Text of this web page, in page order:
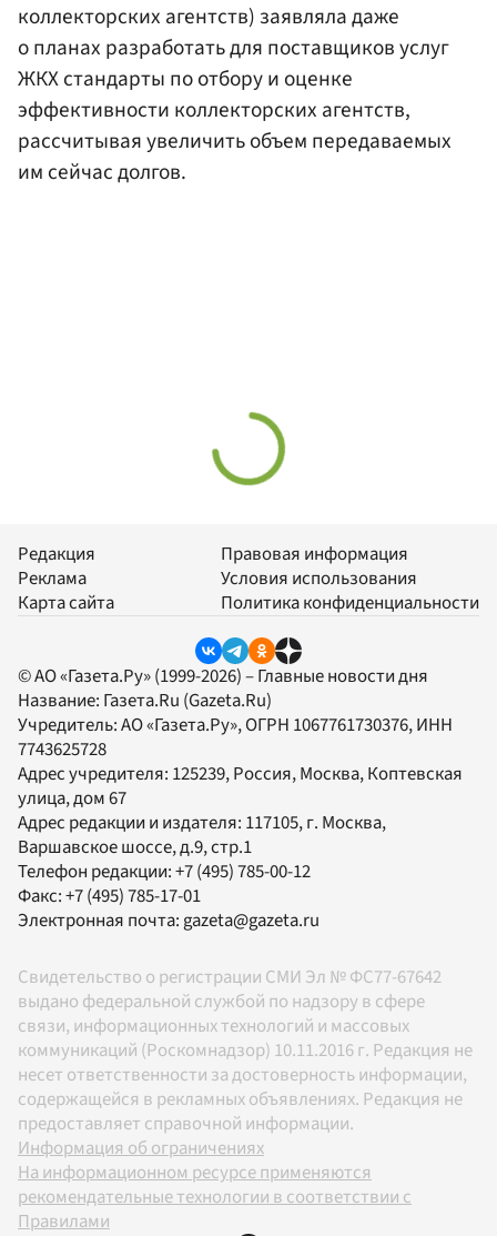
коллекторских агентств) заявляла даже
о планах разработать для поставщиков услуг
ЖКХ стандарты по отбору и оценке
эффективности коллекторских агентств,
рассчитывая увеличить объем передаваемых
им сейчас долгов.
Редакция
Реклама
Карта сайта
Правовая информация
Условия использования
Политика конфиденциальности
© АО «Газета.Ру» (1999-2026) – Главные новости дня
Название: Газета.Ru (Gazeta.Ru)
Учредитель:АО «Газета.Ру», ОГРН 1067761730376, ИНН
7743625728
Адрес учредителя: 125239, Россия, Москва, Коптевская
улица, дом 67
Адрес редакции и издателя: 117105, г. Москва,
Варшавское шоссе, д.9, стр.1
Телефон редакции:+7 (495) 785-00-12
Факс:+7 (495) 785-17-01
Электронная почта:gazeta@gazeta.ru
Свидетельство о регистрации СМИ Эл № ФС77-67642
выдано федеральной службой по надзору в сфере
связи, информационных технологий и массовых
коммуникаций (Роскомнадзор) 10.11.2016 г. Редакция не
несет ответственности за достоверность информации,
содержащейся в рекламных объявлениях. Редакция не
предоставляет справочной информации.
Информация об ограничениях
На информационном ресурсе применяются
рекомендательные технологии в соответствии с
Правилами